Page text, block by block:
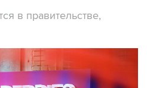
в правительстве,